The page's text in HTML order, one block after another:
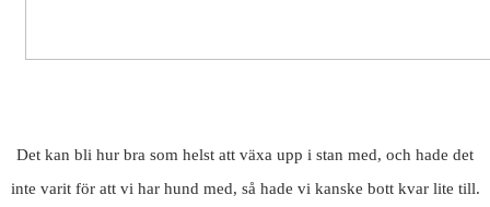
Det kan bli hur bra som helst att växa upp i stan med, och hade det
inte varit för att vi har hund med, så hade vi kanske bott kvar lite till.